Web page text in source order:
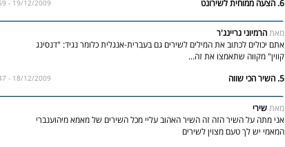
6. הצעה ממוחית לשירונט
19/12/2009 - 18:59
מאתהרמיוני גריינג'ר
אתם יכולים לכתוב את המילים לשירים גם בעברית-אנגלית כלומר נגיד: "דנסינג
קווין" מקווה שתאמצו את זה...
5. השיר הכי שווה
18/12/2009 - 15:47
מאתשירי
אני מתה על השיר הזה זה השיר האהוב עליי מכל השירים של מאמא מיהוענברי
המאמי יש לך טעם מצוין לשירים